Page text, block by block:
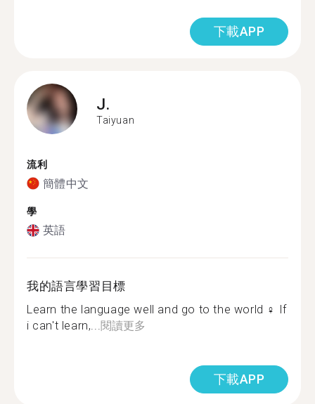
下載APP
J.
Taiyuan
流利
簡體中文
學
英語
我的語言學習目標
Learn the language well and go to the world ‍♀️ If
i can't learn,...閱讀更多
下載APP